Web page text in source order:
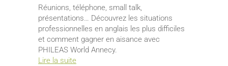
Réunions, téléphone, small talk,
présentations… Découvrez les situations
professionnelles en anglais les plus difficiles
et comment gagner en aisance avec
PHILEAS World Annecy.
Lire la suite